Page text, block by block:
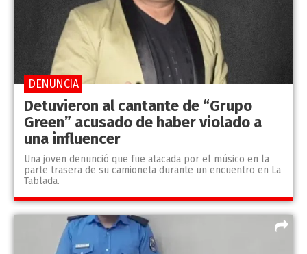
Detuvieron al cantante de “Grupo
Green” acusado de haber violado a
una influencer
Una joven denunció que fue atacada por el músico en la
parte trasera de su camioneta durante un encuentro en La
Tablada.
DENUNCIA